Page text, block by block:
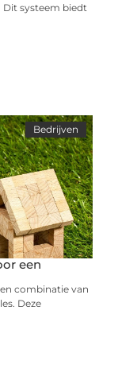
Dit systeem biedt
Bedrijven
een
combinatie van
Deze